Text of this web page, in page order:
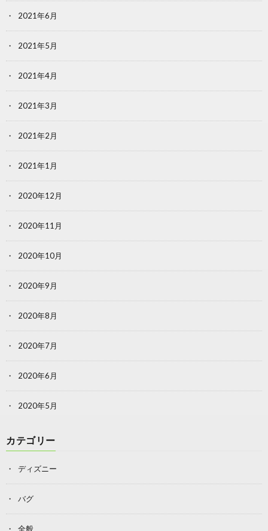
2021年6月
2021年5月
2021年4月
2021年3月
2021年2月
2021年1月
2020年12月
2020年11月
2020年10月
2020年9月
2020年8月
2020年7月
2020年6月
2020年5月
カテゴリー
ディズニー
バグ
全般